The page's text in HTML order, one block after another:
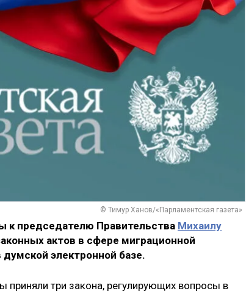
© Тимур Ханов/«Парламентская газета»
к председателю Правительства Михаилу
актов в сфере миграционной
электронной базе.
приняли три закона, регулирующих вопросы в